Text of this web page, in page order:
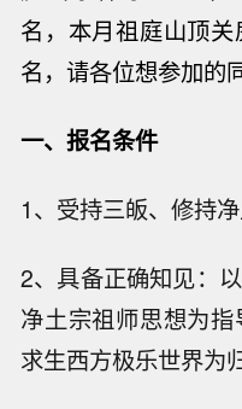
名，本月祖庭山顶
名，请各位想参加的
一、报名条件
1、受持三皈、修持净
2、具备正确知见：
净土宗祖师思想为
求生西方极乐世界为